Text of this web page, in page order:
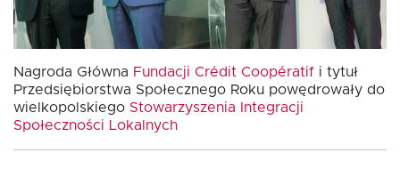
Nagroda Główna Fundacji Crédit Coopératif i tytuł
Przedsiębiorstwa Społecznego Roku powędrowały do
wielkopolskiego Stowarzyszenia Integracji
Społeczności Lokalnych